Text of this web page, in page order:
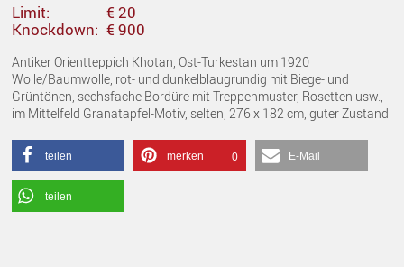
Limit:
€ 20
Knockdown: € 900
Antiker Orientteppich Khotan, Ost-Turkestan um 1920
Wolle/Baumwolle, rot- und dunkelblaugrundig mit Biege- und
Grüntönen, sechsfache Bordüre mit Treppenmuster, Rosetten usw.,
im Mittelfeld Granatapfel-Motiv, selten, 276 x 182 cm, guter Zustand
teilen merken 0 E-Mail
teilen